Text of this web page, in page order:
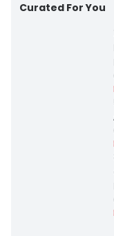
Curated For You